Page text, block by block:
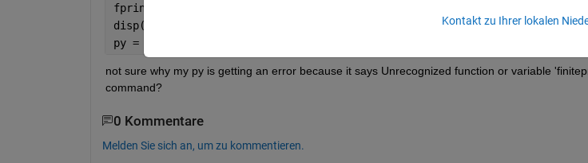
fprintf(
disp(sy);
py = finitepmf(gx,px,sy);
not sure why my py is getting an error because it says Unrecognized function or variable
command?
0 Kommentare
Melden Sie sich an, um zu kommentieren.
Kontakt zu Ihrer lokalen